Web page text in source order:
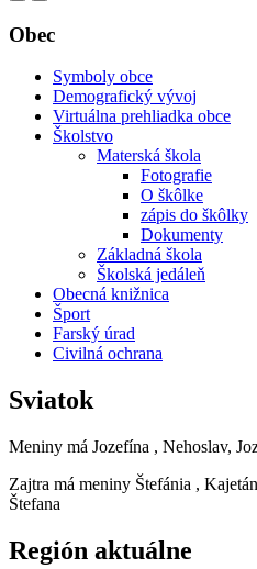
Obec
Symboly obce
Demografický vývoj
Virtuálna prehliadka obce
Školstvo
Materská škola
Fotografie
O škôlke
zápis do škôlky
Dokumenty
Základná škola
Školská jedáleň
Obecná knižnica
Šport
Farský úrad
Civilná ochrana
Sviatok
Meniny má Jozefína , Nehoslav,
Zajtra má meniny Štefánia ,
Štefana
Región aktuálne